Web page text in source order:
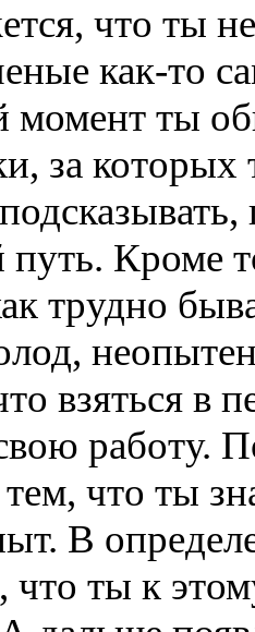
что ты не
как-то
момент ты
за
Кроме
трудно
взяться в
работу.
что ты
В
ты к